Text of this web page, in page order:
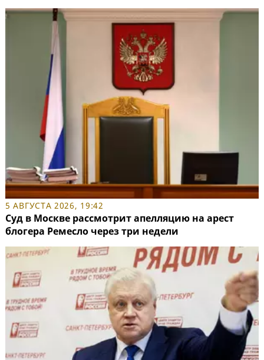
5 АВГУСТА 2026, 19:42
Суд в Москве рассмотрит апелляцию на арест
блогера Ремесло через три недели